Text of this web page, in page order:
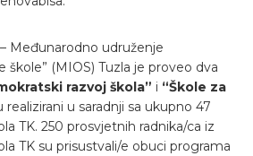
– Međunarodno udruženje
(MIOS) Tuzla je proveo dva
razvoj škola” i “Škole za
realizirani u saradnji sa ukupno 47
TK. 250 prosvjetnih radnika/ca iz
TK su prisustvali/e obuci programa